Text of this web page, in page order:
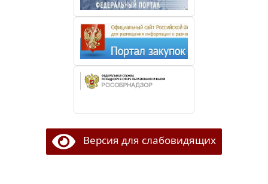
Версия для слабовидящих